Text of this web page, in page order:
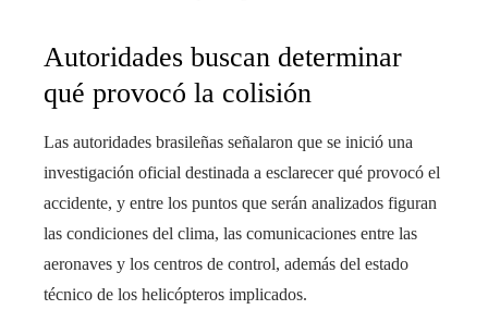
Autoridades buscan determinar
qué provocó la colisión
Las autoridades brasileñas señalaron que se inició una
investigación oficial destinada a esclarecer qué provocó el
accidente, y entre los puntos que serán analizados figuran
las condiciones del clima, las comunicaciones entre las
aeronaves y los centros de control, además del estado
técnico de los helicópteros implicados.